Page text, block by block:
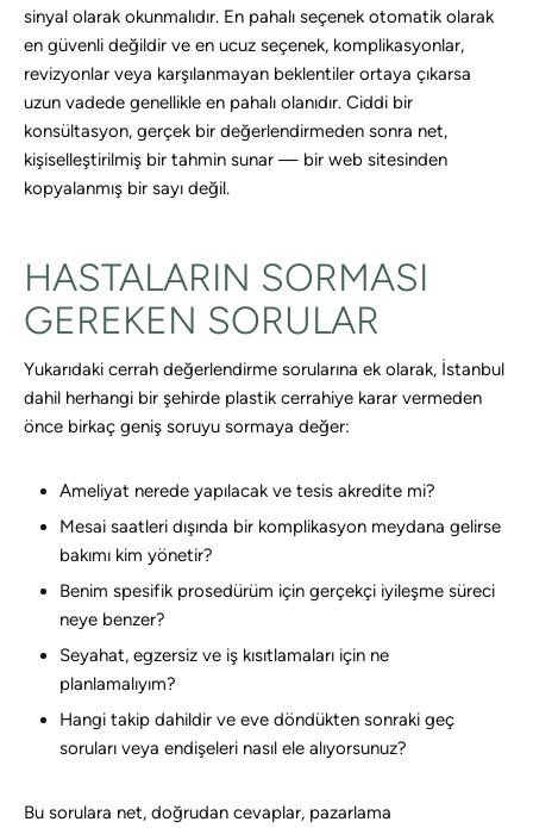
sinyal olarak okunmalıdır. En pahalı seçenek otomatik olarak
en güvenli değildir ve en ucuz seçenek, komplikasyonlar,
revizyonlar veya karşılanmayan beklentiler ortaya çıkarsa
uzun vadede genellikle en pahalı olanıdır. Ciddi bir
konsültasyon, gerçek bir değerlendirmeden sonra net,
kişiselleştirilmiş bir tahmin sunar — bir web sitesinden
kopyalanmış bir sayı değil.
HASTALARIN SORMASI
GEREKEN SORULAR
Yukarıdaki cerrah değerlendirme sorularına ek olarak, İstanbul
dahil herhangi bir şehirde plastik cerrahiye karar vermeden
önce birkaç geniş soruyu sormaya değer:
Ameliyat nerede yapılacak ve tesis akredite mi?
Mesai saatleri dışında bir komplikasyon meydana gelirse
bakımı kim yönetir?
Benim spesifik prosedürüm için gerçekçi iyileşme süreci
neye benzer?
Seyahat, egzersiz ve iş kısıtlamaları için ne
planlamalıyım?
Hangi takip dahildir ve eve döndükten sonraki geç
soruları veya endişeleri nasıl ele alıyorsunuz?
Bu sorulara net, doğrudan cevaplar, pazarlama